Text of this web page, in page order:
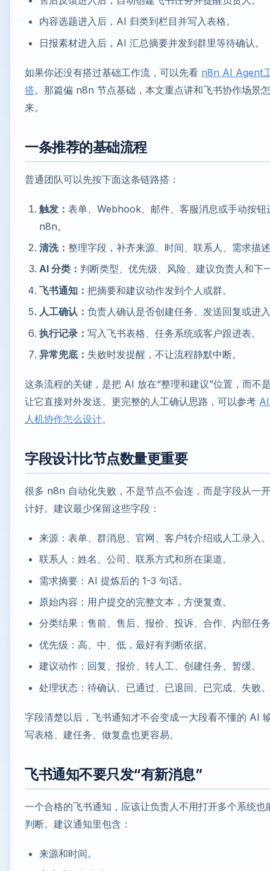
内容选题进入后，AI 归类到栏目并写入表格。
日报素材进入后，AI 汇总摘要并发到群里等待确认。
如果你还没有搭过基础工作流，可以先看 n8n AI Agent
搭。那篇偏 n8n 节点基础，本文重点讲和飞书协作场景
来。
一条推荐的基础流程
普通团队可以先按下面这条链路搭：
触发： 表单、Webhook、邮件、客服消息或手动按钮
n8n。
清洗： 整理字段，补齐来源、时间、联系人、需求描
AI 分类： 判断类型、优先级、风险、建议负责人和下
飞书通知： 把摘要和建议动作发到个人或群。
人工确认： 负责人确认是否创建任务、发送回复或进
执行记录： 写入飞书表格、任务系统或客户跟进表。
异常兜底： 失败时发提醒，不让流程静默中断。
这条流程的关键，是把 AI 放在“整理和建议”位置，而不
让它直接对外发送。更完整的人工确认思路，可以参考
人机协作怎么设计。
字段设计比节点数量更重要
很多 n8n 自动化失败，不是节点不会连，而是字段从一
计好。建议最少保留这些字段：
来源：表单、群消息、官网、客户转介绍或人工录入。
联系人：姓名、公司、联系方式和所在渠道。
需求摘要：AI 提炼后的 1-3 句话。
原始内容：用户提交的完整文本，方便复查。
分类结果：售前、售后、报价、投诉、合作、内部任
优先级：高、中、低，最好有判断依据。
建议动作：回复、报价、转人工、创建任务、暂缓。
处理状态：待确认、已通过、已退回、已完成、失败。
字段清楚以后，飞书通知才不会变成一大段看不懂的 AI
写表格、建任务、做复盘也更容易。
飞书通知不要只发“有新消息”
一个合格的飞书通知，应该让负责人不用打开多个系统也
判断。建议通知里包含：
来源和时间。